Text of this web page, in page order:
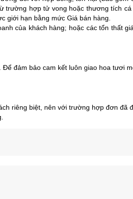
hợp tử vong hoặc thương tích
giới hạn bằng mức Giá bán hàng.
của khách hàng; hoặc các tổn thất
đảm bảo cam kết luôn giao hoa tươi
riêng biệt, nên với trường hợp đơn đã